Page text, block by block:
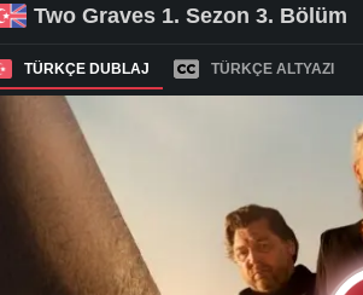
Two Graves 1. Sezon 3. Bölüm
TÜRKÇE DUBLAJ TÜRKÇE ALTYAZI